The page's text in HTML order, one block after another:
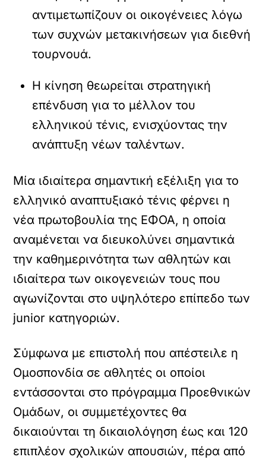
αντιμετωπίζουν οι οικογένειες λόγω
των συχνών μετακινήσεων για διεθνή
τουρνουά.
Η κίνηση θεωρείται στρατηγική
επένδυση για το μέλλον του
ελληνικού τένις, ενισχύοντας την
ανάπτυξη νέων ταλέντων.
Μία ιδιαίτερα σημαντική εξέλιξη για το
ελληνικό αναπτυξιακό τένις φέρνει η
νέα πρωτοβουλία της ΕΦΟΑ, η οποία
αναμένεται να διευκολύνει σημαντικά
την καθημερινότητα των αθλητών και
ιδιαίτερα των οικογενειών τους που
αγωνίζονται στο υψηλότερο επίπεδο των
junior κατηγοριών.
Σύμφωνα με επιστολή που απέστειλε η
Ομοσπονδία σε αθλητές οι οποίοι
εντάσσονται στο πρόγραμμα Προεθνικών
Ομάδων, οι συμμετέχοντες θα
δικαιούνται τη δικαιολόγηση έως και 120
επιπλέον σχολικών απουσιών, πέρα από